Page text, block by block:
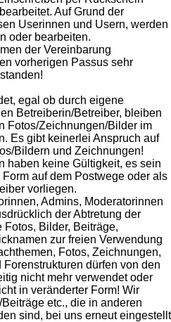
Auf Grund der
Userinnen und Usern, werden
oder bearbeiten.
der Vereinbarung
vorherigen Passus sehr
egal ob durch eigene
Betreiberin/Betreiber, bleiben
Fotos/Zeichnungen/Bilder im
Es gibt keinerlei Anspruch auf
Bildern und Zeichnungen!
haben keine Gültigkeit, es sein
auf dem Postwege oder als
vorliegen.
Admins, Moderatorinnen
der Abtretung der
Fotos, Bilder, Beiträge,
zur freien Verwendung
Fotos, Zeichnungen,
dürfen von den
nicht mehr verwendet oder
in veränderter Form! Wir
etc., die in anderen
sind, bei uns erneut eingestellt